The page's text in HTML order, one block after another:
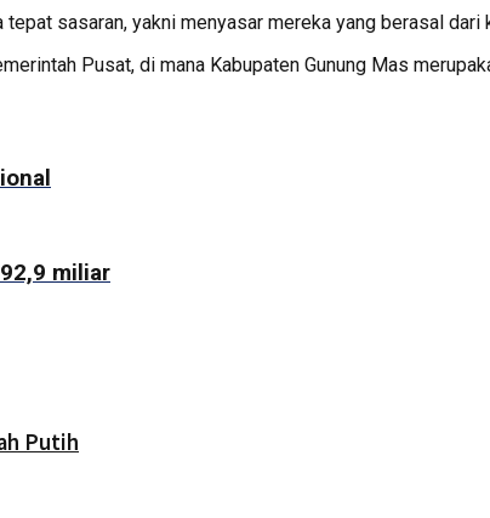
sasaran, yakni menyasar mereka yang berasal dari
Pusat, di mana Kabupaten Gunung Mas
miliar
Putih